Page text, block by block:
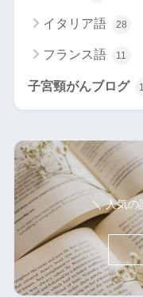
イタリア語 28
フランス語 11
子宮頸がんブログ
＼ 人気の